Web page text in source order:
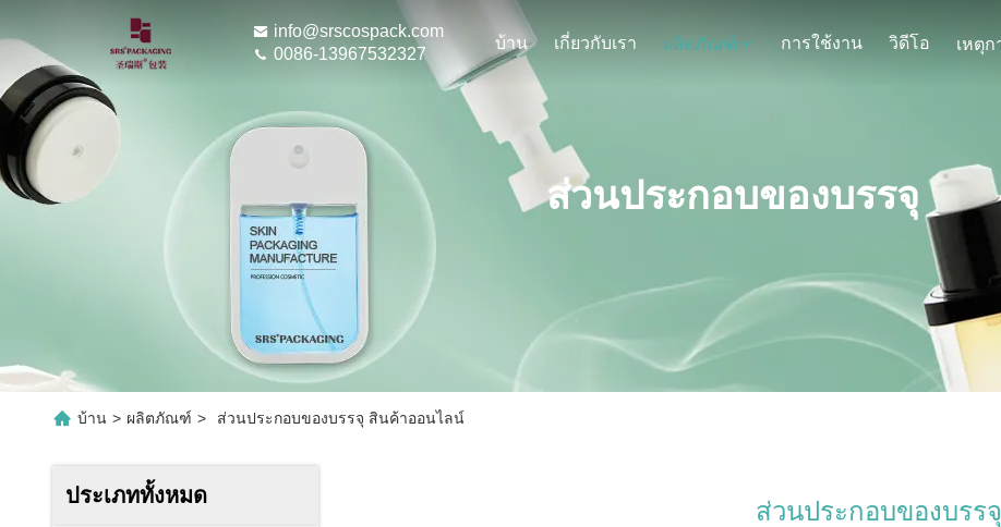
info@srscospack.com
0086-13967532327
บ้าน เกี่ยวกับเรา ผลิตภัณฑ์ การใช้งาน วิดีโอ
ส่วนประกอบของบรรจุ
บ้าน > ผลิตภัณฑ์ > ส่วนประกอบของบรรจุ สินค้าออนไลน์
ประเภททั้งหมด
ส่วนประกอบของบรรจุ